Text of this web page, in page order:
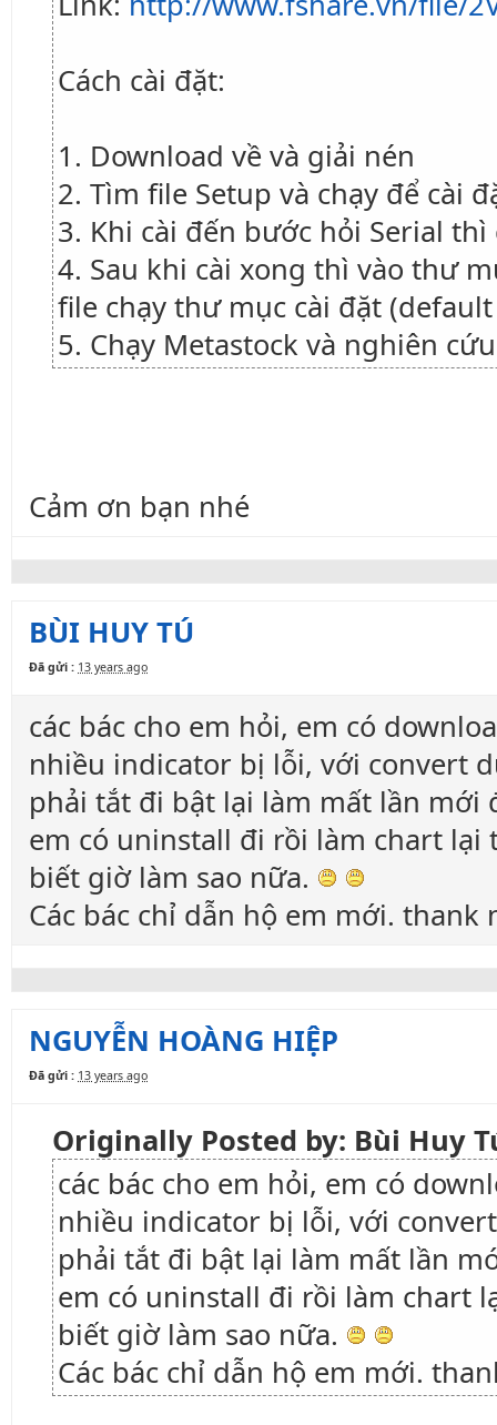
Cách cài đặt:
1. Download về và giải nén
2. Tìm file Setup và chạy để cài
3. Khi cài đến bước hỏi Serial thì
4. Sau khi cài xong thì vào thư
file chạy thư mục cài đặt
5. Chạy Metastock và nghiên
Cảm ơn bạn nhé
BÙI HUY TÚ
Đã gửi : 13 years ago
các bác cho em hỏi, em có
nhiều indicator bị lỗi, với convert
phải tắt đi bật lại làm mất lần mới
em có uninstall đi rồi làm chart lại
biết giờ làm sao nữa.
Các bác chỉ dẫn hộ em mới. thank
NGUYỄN HOÀNG HIỆP
Đã gửi : 13 years ago
Originally Posted by: Bùi Huy
các bác cho em hỏi, em có
nhiều indicator bị lỗi, với
phải tắt đi bật lại làm mất lần
em có uninstall đi rồi làm chart
biết giờ làm sao nữa.
Các bác chỉ dẫn hộ em mới.